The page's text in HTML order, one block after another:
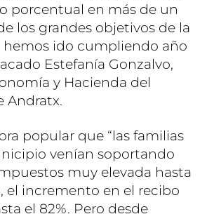
porcentual en más de un
los grandes objetivos de la
hemos ido cumpliendo año
Estefanía Gonzalvo,
y Hacienda del
Andratx.
popular que “las familias
venían soportando
muy elevada hasta
el incremento en el recibo
el 82%. Pero desde